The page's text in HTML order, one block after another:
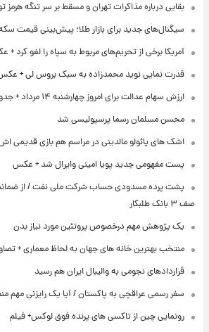
بقایی درباره مذاکرات تهران و مسقط بر سر تنگه هرمز
سیگنال‌های جدید برای بازار طلا؛ پیش‌بینی قیمت سکه
آمریکا برخی از تحریم‌های مربوط به سپاه را لغو کرد
قدرت نمایی نوید محمدزاده به سبک بروس لی +
ارزش سهام عدالت برای امروز چهارشنبه ۱۴ مرداد + جدول
محسن مسلمان رسما پرسپولیسی شد
اشک های پائولو مالدینی در مراسم هم بازی قدیمی اش
پست مفهومی جدید پویا امینی وایرال شد + عکس
پشت پرده‌ مسدودی حساب شرکت ملی نفت / از
صف ۳ بانک طلبکار
یک پژوهش مهم درخصوص پروتئین مورد نیاز بدن
منتخب بهترین خانه های جهان به لحاظ معماری +
قراردادهای نجومی به والیبال ایران هم رسید
سفر رسمی عراقچی به پاکستان / آیا یک رایزنی مهم
رونمایی چین از تاکسی های پرنده فوق لوکس+ فیلم